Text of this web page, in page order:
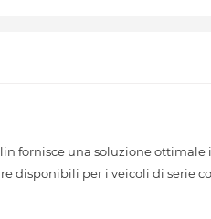
fornisce una soluzione
disponibili per i veicoli di serie